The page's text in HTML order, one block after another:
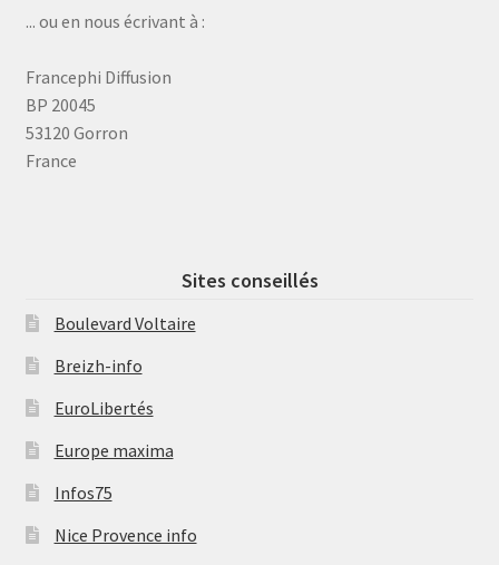
... ou en nous écrivant à :
Francephi Diffusion
BP 20045
53120 Gorron
France
Sites conseillés
Boulevard Voltaire
Breizh-info
EuroLibertés
Europe maxima
Infos75
Nice Provence info